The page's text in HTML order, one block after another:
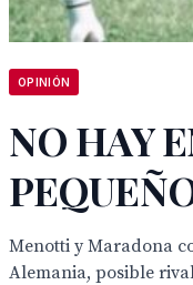
OPINIÓN
NO HAY
Menotti y Maradona
Alemania, posible